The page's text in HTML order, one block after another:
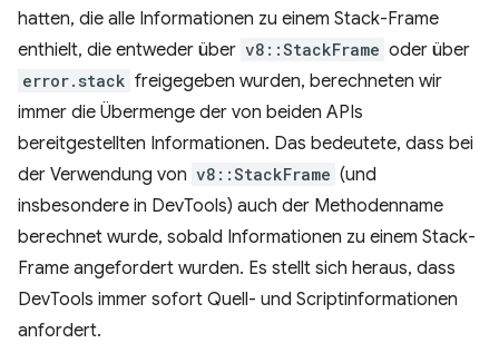
hatten, die alle Informationen zu einem Stack-Frame
enthielt, die entweder über v8::StackFrame oder über
error.stack freigegeben wurden, berechneten wir
immer die Übermenge der von beiden APIs
bereitgestellten Informationen. Das bedeutete, dass bei
der Verwendung von v8::StackFrame (und
insbesondere in DevTools) auch der Methodenname
berechnet wurde, sobald Informationen zu einem Stack-
Frame angefordert wurden. Es stellt sich heraus, dass
DevTools immer sofort Quell- und Scriptinformationen
anfordert.